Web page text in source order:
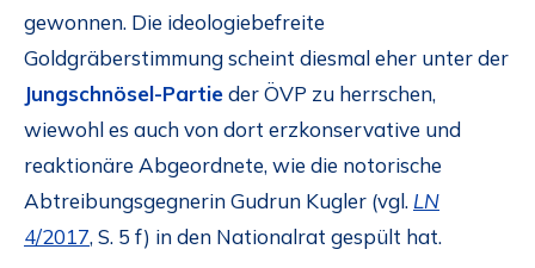
gewonnen. Die ideologiebefreite
Goldgräberstimmung scheint diesmal eher unter der
Jungschnösel-Partieder ÖVP zu herrschen,
wiewohl es auch von dort erzkonservative und
reaktionäre Abgeordnete, wie die notorische
Abtreibungsgegnerin Gudrun Kugler (vgl. LN
4/2017, S. 5 f) in den Nationalrat gespült hat.